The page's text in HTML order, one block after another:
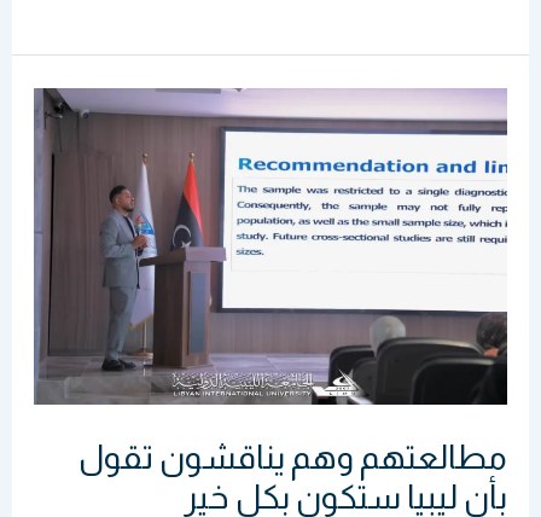
مطالعتهم وهم يناقشون تقول
بأن ليبيا ستكون بكل خير
مطالعتهم
وهم
يناقشون
تقول
بأن
ستكون
بكل